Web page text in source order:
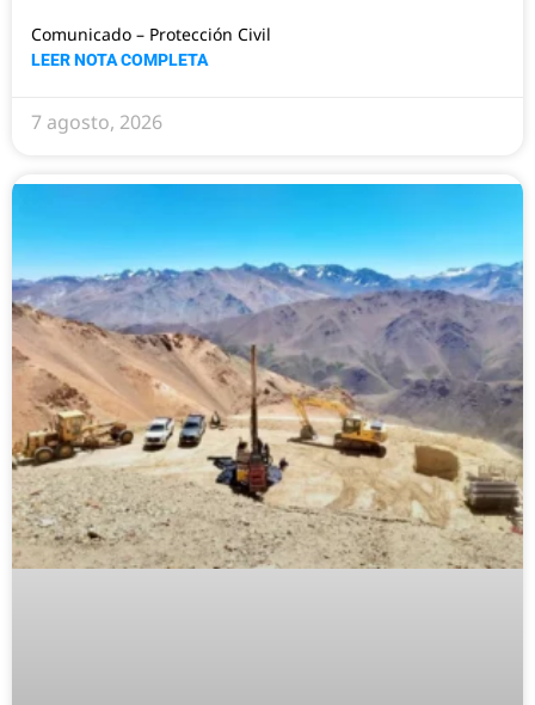
Comunicado – Protección Civil
LEER NOTA COMPLETA
7 agosto, 2026